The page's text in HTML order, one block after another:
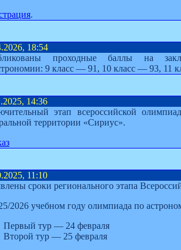
.
18:54
проходные баллы на
9 класс — 91, 10 класс — 93, 11
14:36
этап всероссийской
территории «Сириус».
11:10
сроки регионального этапа
2026 учебном году олимпиада по
Первый тур — 24 февраля
Второй тур — 25 февраля